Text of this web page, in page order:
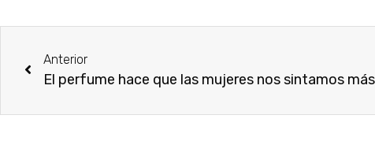
Anterior
El perfume hace que las mujeres nos sintamos